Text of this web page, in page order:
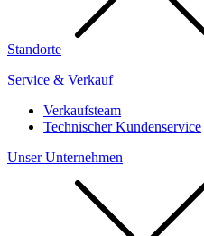
Standorte
Service & Verkauf
Verkaufsteam
Technischer Kundenservice
Unser Unternehmen